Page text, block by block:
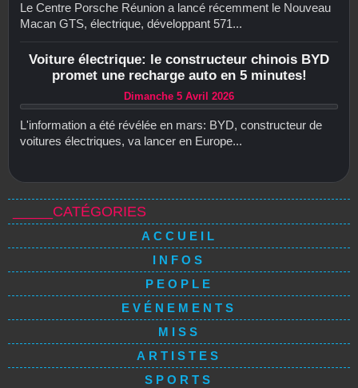
Le Centre Porsche Réunion a lancé récemment le Nouveau
Macan GTS, électrique, développant 571...
Voiture électrique: le constructeur chinois BYD
promet une recharge auto en 5 minutes!
Dimanche 5 Avril 2026
L'information a été révélée en mars: BYD, constructeur de
voitures électriques, va lancer en Europe...
_____CATÉGORIES
ACCUEIL
INFOS
PEOPLE
EVÉNEMENTS
MISS
ARTISTES
SPORTS